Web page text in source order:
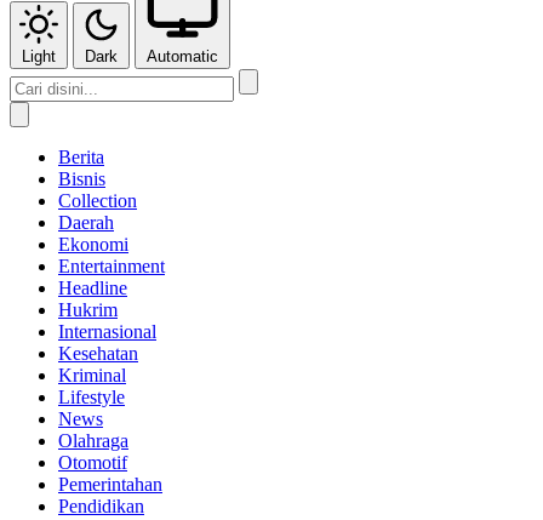
Light Dark Automatic
Berita
Bisnis
Collection
Daerah
Ekonomi
Entertainment
Headline
Hukrim
Internasional
Kesehatan
Kriminal
Lifestyle
News
Olahraga
Otomotif
Pemerintahan
Pendidikan